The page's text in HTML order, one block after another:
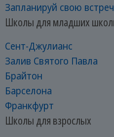
Запланируй свою
Школы для младших
Сент-Джулианс
Залив Святого Павла
Брайтон
Барселона
Франкфурт
Школы для взрослых